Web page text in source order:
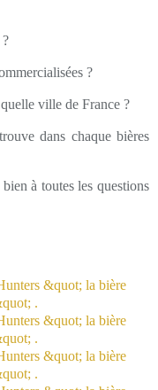
?
ville de France ?
dans chaque bières
à toutes les questions